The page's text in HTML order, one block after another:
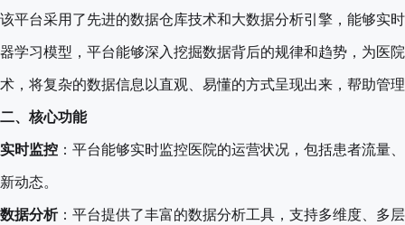
该平台采用了先进的数据仓库技术和大数据分析引擎，能够实
器学习模型，平台能够深入挖掘数据背后的规律和趋势，为医
术，将复杂的数据信息以直观、易懂的方式呈现出来，帮助管
二、核心功能
实时监控 ：平台能够实时监控医院的运营状况，包括患者流
新动态。
数据分析：平台提供了丰富的数据分析工具，支持多维度、多